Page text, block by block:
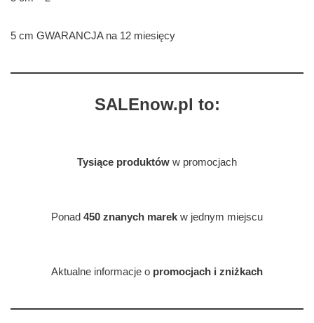
5 cm GWARANCJA na 12 miesięcy
SALEnow.pl to:
Tysiące produktów w promocjach
Ponad 450 znanych marek w jednym miejscu
Aktualne informacje o promocjach i zniżkach